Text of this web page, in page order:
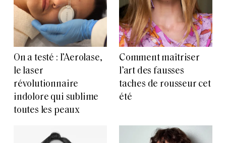
On a testé : l’Aerolase,
le laser
révolutionnaire
indolore qui sublime
toutes les peaux
Comment maîtriser
l’art des fausses
taches de rousseur cet
été